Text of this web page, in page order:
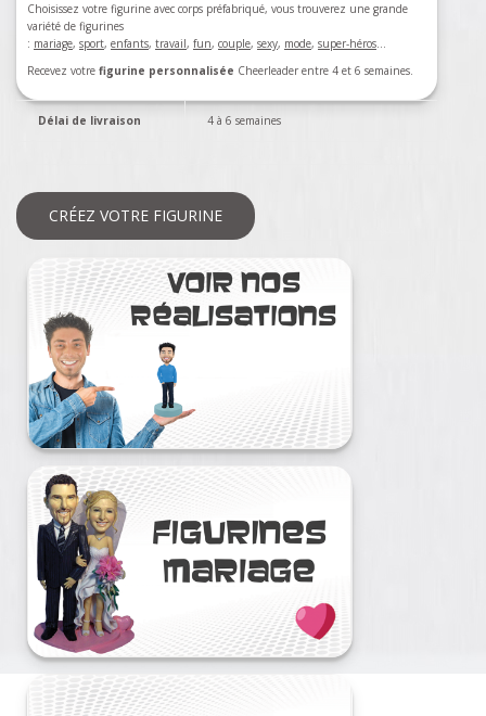
Choisissez votre figurine avec corps préfabriqué, vous trouverez une grande
variété de figurines
: mariage, sport, enfants, travail, fun, couple, sexy, mode, super-héros…
Recevez votre figurine personnalisée Cheerleader entre 4 et 6 semaines.
Délai de livraison 4 à 6 semaines
CRÉEZ VOTRE FIGURINE